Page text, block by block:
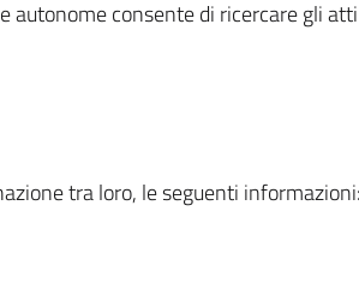
consente di ricercare gli
tra loro, le seguenti informazioni: